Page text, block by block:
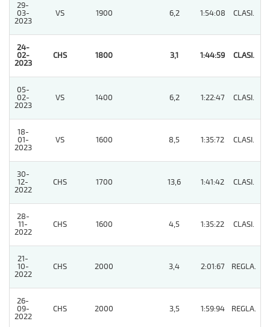
29-
03-
2023
VS 1900 6,2 1:54:08 CLASI.
24-
02-
2023
CHS 1800 3,1 1:44:59 CLASI.
05-
02-
2023
VS 1400 6,2 1:22:47 CLASI.
18-
01-
2023
VS 1600 8,5 1:35:72 CLASI.
30-
12-
2022
CHS 1700 13,6 1:41:42 CLASI.
28-
11-
2022
CHS 1600 4,5 1:35:22 CLASI.
21-
10-
2022
CHS 2000 3,4 2:01:67 REGLA.
26-
09-
2022
CHS 2000 3,5 1:59:94 REGLA.